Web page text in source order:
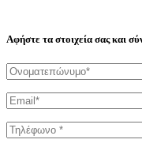
Αφήστε τα στοιχεία σας και